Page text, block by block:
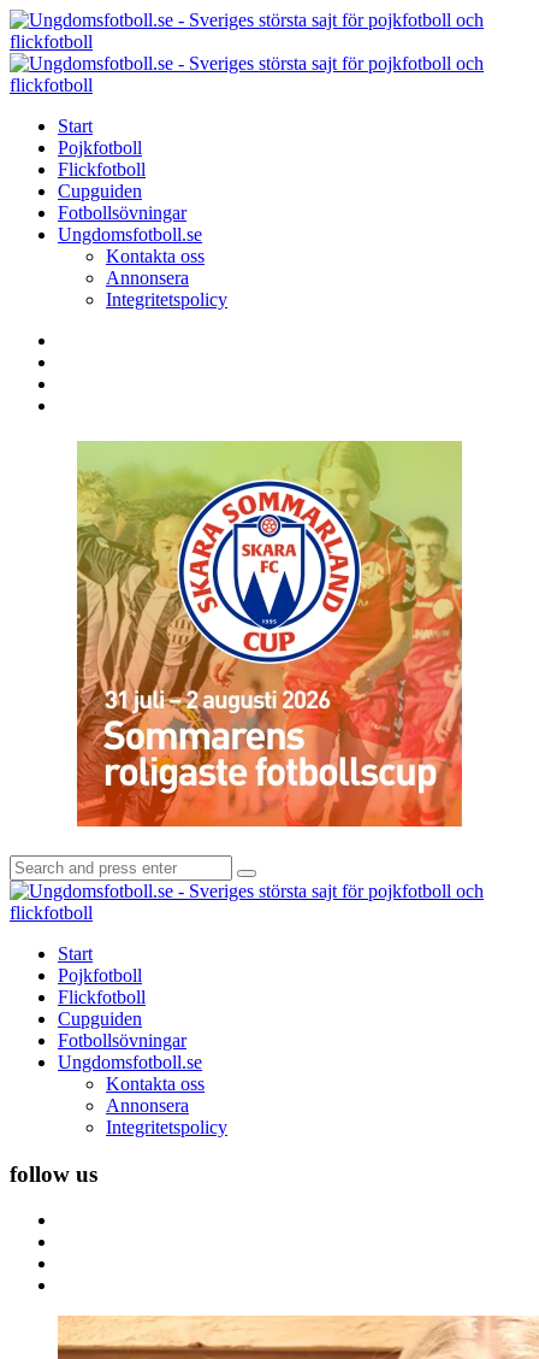
Menu
Search
Menu
Start
Pojkfotboll
Flickfotboll
Cupguiden
Fotbollsövningar
Ungdomsfotboll.se
Kontakta oss
Annonsera
Integritetspolicy
Search
for:
Search
Start
Pojkfotboll
Flickfotboll
Cupguiden
Fotbollsövningar
Ungdomsfotboll.se
Kontakta oss
Annonsera
Integritetspolicy
follow us